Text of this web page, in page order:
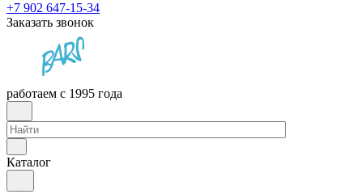
+7 902 647-15-34
Заказать звонок
работаем с 1995 года
Каталог